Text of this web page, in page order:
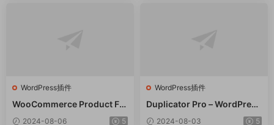
WordPress插件
WooCommerce Product Filt
er 商品篩選器WordPress插
2024-08-06 5
WordPress插件
Duplicator Pro – WordPress
備份遷移WordPress插件 – v
2024-08-03 5